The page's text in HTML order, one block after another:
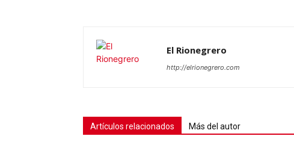
El Rionegrero
http://elrionegrero.com
Artículos relacionados Más del autor